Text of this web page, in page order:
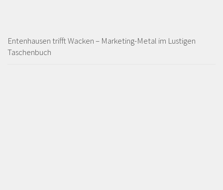
Entenhausen trifft Wacken – Marketing-Metal im Lustigen
Taschenbuch